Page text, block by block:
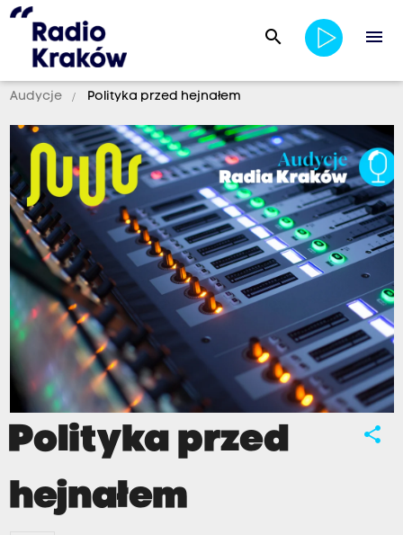
search menu
Audycje Polityka przed hejnałem
share
Polityka przed
hejnałem